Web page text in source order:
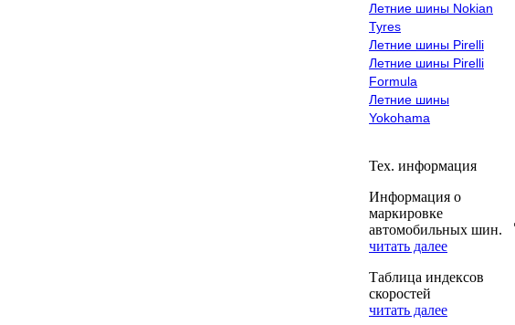
Летние шины Nokian
Tyres
Летние шины Pirelli
Летние шины Pirelli
Formula
Летние шины
Yokohama
Тех. информация
Информация о
маркировке
автомобильных шин.
читать далее
Таблица индексов
скоростей
читать далее